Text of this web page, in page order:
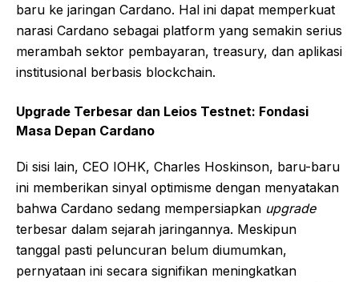
baru ke jaringan Cardano. Hal ini dapat memperkuat
narasi Cardano sebagai platform yang semakin serius
merambah sektor pembayaran, treasury, dan aplikasi
institusional berbasis blockchain.
Upgrade Terbesar dan Leios Testnet: Fondasi
Masa Depan Cardano
Di sisi lain, CEO IOHK, Charles Hoskinson, baru-baru
ini memberikan sinyal optimisme dengan menyatakan
bahwa Cardano sedang mempersiapkan upgrade
terbesar dalam sejarah jaringannya. Meskipun
tanggal pasti peluncuran belum diumumkan,
pernyataan ini secara signifikan meningkatkan